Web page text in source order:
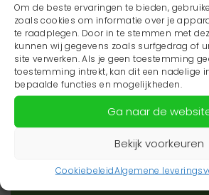
Om de beste ervaringen te bieden,
zoals cookies om informatie over je
te raadplegen. Door in te stemmen met
kunnen wij gegevens zoals surfgedrag of
site verwerken. Als je geen toestemming
toestemming intrekt, kan dit een nadelige
bepaalde functies en mogelijkheden.
Ga naar de
Bekijk voorkeuren
CookiebeleidAlgemene
Wil je niets missen?
Wil je op de hoogte blijven van
zorgnieuws in jouw regio?
onze nieuwsbrief.